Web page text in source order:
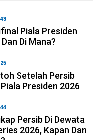
Piala Presiden
Di Mana?
Setelah Persib
Presiden 2026
Persib Di Dewata
2026, Kapan Dan